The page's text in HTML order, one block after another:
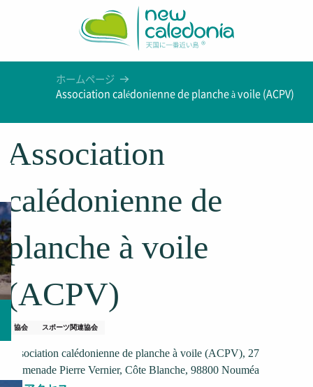
ホームページ
Association calédonienne de planche à voile (ACPV)
Association
calédonienne de
planche à voile
(ACPV)
協会 スポーツ関連協会
Association calédonienne de planche à voile (ACPV), 27
Promenade Pierre Vernier, Côte Blanche, 98800 Nouméa